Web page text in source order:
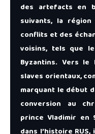
des artefacts en
suivants, la
conflits et des
voisins, tels que
Byzantins. Vers le
slaves orientaux,
marquant le début
conversion au
prince Vladimir en
dans l’histoire